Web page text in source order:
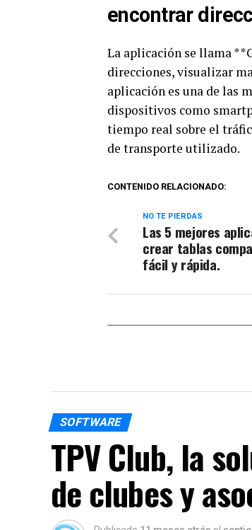
encontrar
La aplicación se llama
direcciones, visualizar
aplicación es una de las
dispositivos como
tiempo real sobre el
de transporte utilizado.
CONTENIDO RELACIONADO:
NO TE PIERDAS
Las 5 mejores
crear tablas
fácil y rápida.
SOFTWARE
TPV Club, la
de clubes y